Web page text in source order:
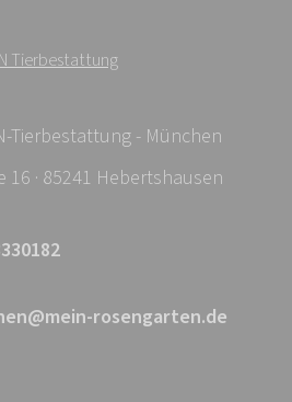
Tierbestattung - München
16 · 85241 Hebertshausen
rosengarten.de